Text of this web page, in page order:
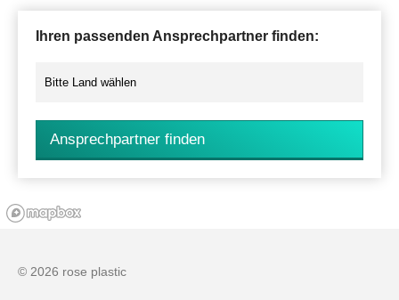
Ihren passenden Ansprechpartner finden:
Ansprechpartner finden
© 2026 rose plastic